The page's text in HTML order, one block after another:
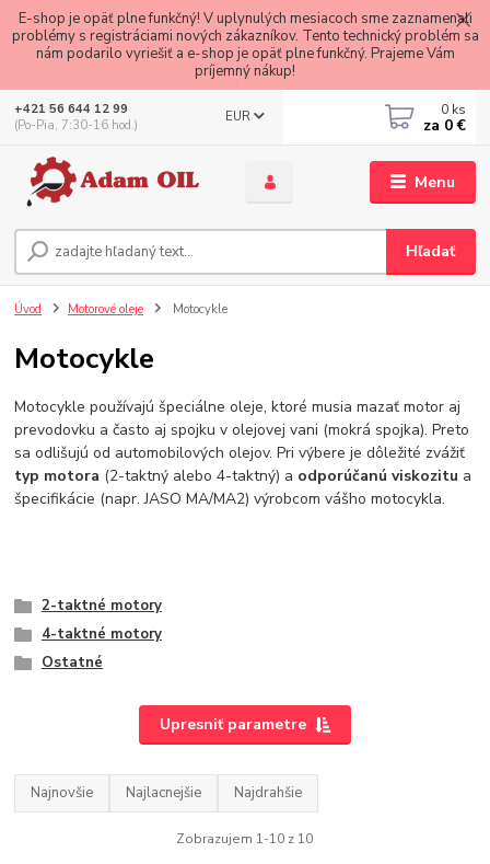
E-shop je opäť plne funkčný! V uplynulých mesiacoch sme zaznamenali
problémy s registráciami nových zákazníkov. Tento technický problém sa
nám podarilo vyriešiť a e-shop je opäť plne funkčný. Prajeme Vám
príjemný nákup!
Menu
EUR
Hľadať
+421 56 644 12 99
(Po-Pia, 7:30-16 hod.)
0 ks
za 0 €
Úvod Motorové oleje Motocykle
Motocykle
Motocykle používajú špeciálne oleje, ktoré musia mazať motor aj
prevodovku a často aj spojku v olejovej vani (mokrá spojka). Preto
sa odlišujú od automobilových olejov. Pri výbere je dôležité zvážiť
typ motora (2-taktný alebo 4-taktný) a odporúčanú viskozitu a
špecifikácie (napr. JASO MA/MA2) výrobcom vášho motocykla.
2-taktné motory
4-taktné motory
Ostatné
Upresniť parametre
Najnovšie Najlacnejšie Najdrahšie
Zobrazujem 1-10 z 10